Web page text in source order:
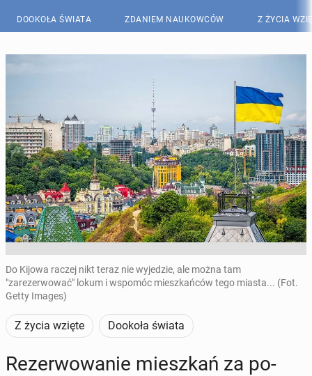
DOOKOŁA ŚWIATA ZDANIEM NAUKOWCÓW Z ŻYCIA
Do Kijowa raczej nikt teraz nie wyjedzie, ale można tam
"zarezerwować" lokum i wspomóc mieszkańców tego miasta... (Fot.
Getty Images)
Z życia wzięte Dookoła świata
Re­zer­wo­wa­nie miesz­kań za po­